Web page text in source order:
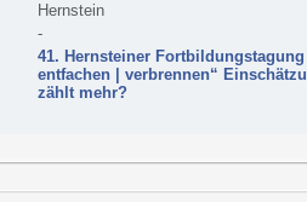
Hernstein
-
41. Hernsteiner
entfachen | verbrennen“
zählt mehr?